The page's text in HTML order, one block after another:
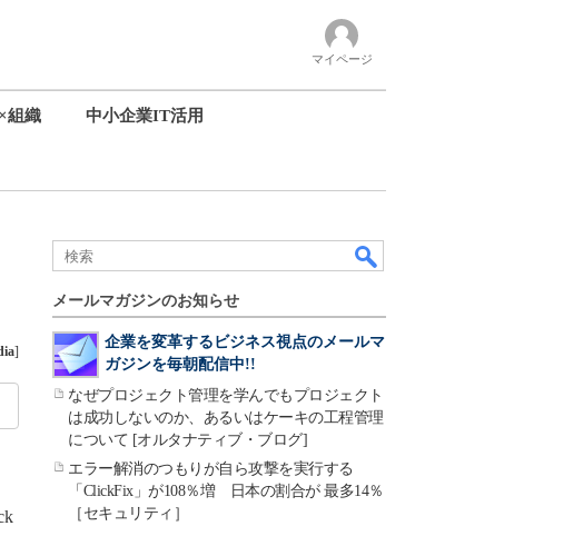
マイページ
組織 中小企業IT活用
]
メールマガジンのお知らせ
企業を変革するビジネス視点のメールマ
ガジンを毎朝配信中!!
なぜプロジェクト管理を学んでもプロジェクト
は成功しないのか、あるいはケーキの工程管理
について [オルタナティブ・ブログ]
エラー解消のつもりが自ら攻撃を実行する
「ClickFix」が108％増 日本の割合が 最多14％
［セキュリティ］